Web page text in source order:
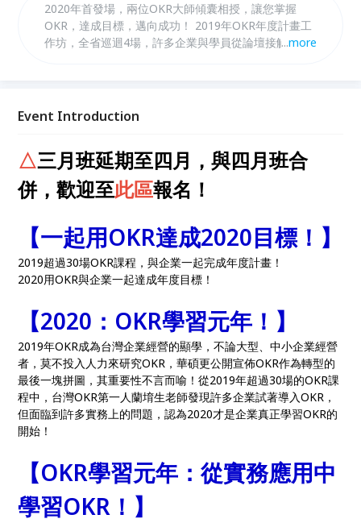
2020年首發場，兩位OKR大師傾囊相授，讓您掌握
OKR，達成目標，邁向成功！ 2019年OKR年度計畫工
作坊，全省巡迴4場，許多企業與學員從論壇接觸、認
在新的一年，透過實踐OKR，讓企業達到成功的目標！
...more
Event Introduction
△三月班延期至四月，與四月班合
併，歡迎至此區報名！
【一起用OKR達成2020目標！】
2019超過30場OKR課程，與企業一起完成年度計畫！
2020用OKR與企業一起達成年度目標！
【2020：OKR學習元年！】
2019年OKR成為台灣企業經營的顯學，不論大型、中小企業經營
者，莫不投入人力來研究OKR，華碩更公開宣佈OKR作為轉型的
最後一塊拼圖，其重要性不言而喻！從2019年超過30場的OKR課
程中，台灣OKR第一人蘭堉生老師發現許多企業試著導入OKR，
但面臨到許多實務上的問題，認為2020才是企業真正學習OKR的
開始！
【OKR學習元年：從實務應用中
學習OKR！】